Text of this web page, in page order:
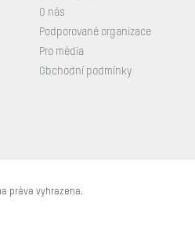
O nás
Podporované organizace
Pro média
Obchodní podmínky
práva vyhrazena.